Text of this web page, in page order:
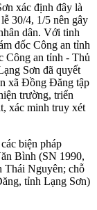
xác định đây là
30/4, 1/5 nên gây
dân. Với tinh
đốc Công an tỉnh
Công an tỉnh - Thủ
Sơn đã quyết
xã Đồng Đăng tập
trường, triển
xác minh truy xét
biện pháp
Bình (SN 1990,
Thái Nguyên; chỗ
tỉnh Lạng Sơn)